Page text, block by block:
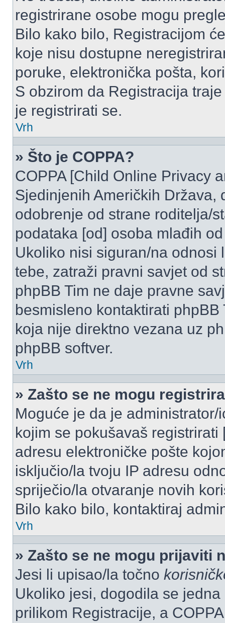
registrirane osobe mogu
Bilo kako bilo, Registracijom
koje nisu dostupne
poruke, elektronička pošta,
S obzirom da Registracija
je registrirati se.
Vrh
» Što je COPPA?
COPPA [Child Online Privacy
Sjedinjenih Američkih
odobrenje od strane roditelja/
podataka [od] osoba mlađih
Ukoliko nisi siguran/na odnosi
tebe, zatraži pravni savjet od
phpBB Tim ne daje pravne
besmisleno kontaktirati
koja nije direktno vezana uz
phpBB softver.
Vrh
» Zašto se ne mogu
Moguće je da je
kojim se pokušavaš
adresu elektroničke pošte
isključio/la tvoju IP adresu
spriječio/la otvaranje novih
Bilo kako bilo, kontaktiraj
Vrh
» Zašto se ne mogu prijaviti
Jesi li upisao/la točno
Ukoliko jesi, dogodila se
prilikom Registracije, a